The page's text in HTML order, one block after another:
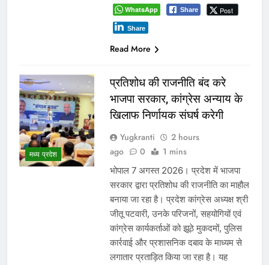
WhatsApp Share Post
Share
Read More
मध्य प्रदेश
प्रतिशोध की राजनीति बंद करे
भाजपा सरकार, कांग्रेस अन्याय के
खिलाफ निर्णायक संघर्ष करेगी
Yugkranti
2 hours
ago
0 1 mins
भोपाल 7 अगस्त 2026। प्रदेश में भाजपा
सरकार द्वारा प्रतिशोध की राजनीति का माहौल
बनाया जा रहा है। प्रदेश कांग्रेस अध्यक्ष श्री
जीतू पटवारी, उनके परिजनों, सहयोगियों एवं
कांग्रेस कार्यकर्ताओं को झूठे मुकदमों, पुलिस
कार्रवाई और प्रशासनिक दबाव के माध्यम से
लगातार प्रताड़ित किया जा रहा है। यह